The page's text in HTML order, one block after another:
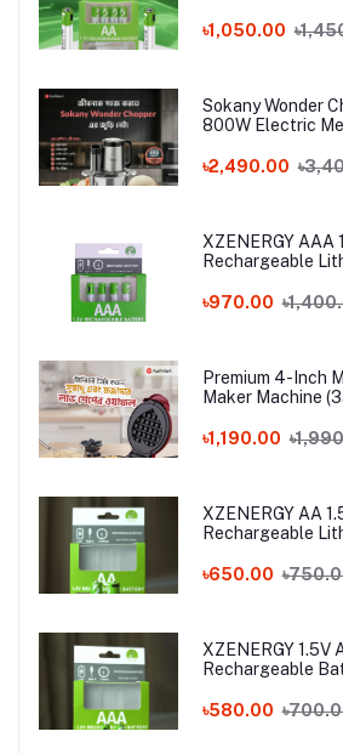
Pack Long-
৳1,050.00
Sokany Wonder
800W Electric
Bowl
৳2,490.00
XZENERGY AAA
Rechargeable
Lasting 1.5 Volt
৳970.00
Premium 4-Inch
Maker Machine
Office & Hostel
৳1,190.00
XZENERGY AA
Rechargeable
Long-Lasting AA
৳650.00
XZENERGY 1.5V
Rechargeable
Rechargeable
৳580.00